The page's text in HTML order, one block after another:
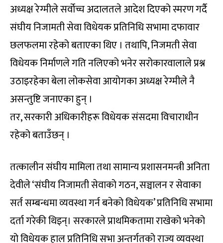
अध्यक्ष रेग्मीले सर्वोच्च अदालतले आदेश दिएको स्मरण गर्दै
संघीय निजामती सेवा विधेयक प्रतिनिधि सभामा दफावार
छलफलमा रहेको बताएका थिए । तथापि, निजमती सेवा
विधेयक निर्माणले गति नलिएको भनेर सरोकारवालाले प्रश्न
उठाइरहेका बेला लोकसेवा आयोगका अध्यक्ष रेग्मीले नै
असन्तुष्टि जनाएका हुन् ।
तर, सरकारी अधिकारीहरू विधेयक संसदमा विचाराधीन
रहेको बताउँछन् ।
तत्कालीन संघीय मामिला तथा सामान्य प्रशासनमन्त्री अनिता
देवीले ‘संघीय निजामती सेवाको गठन, सञ्चालन र सेवाका
सर्त सम्बन्धमा व्यवस्था गर्न बनेको विधेयक’ प्रतिनिधि सभामा
दर्ता गरेकी थिइन्। सरकारले प्राथमिकतामा राखेको भनेको
यो विधेयक हाल प्रतिनिधि सभा अन्तर्गतको राज्य व्यवस्था